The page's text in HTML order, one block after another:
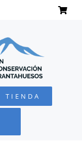
TIENDA